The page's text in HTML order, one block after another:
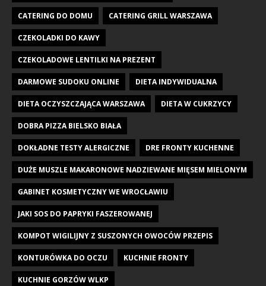
CATERING DO DOMU CATERING GRILL WARSZAWA
CZEKOLADKI DO KAWY
CZEKOLADOWE LENTILKI NA PREZENT
DARMOWE SUDOKU ONLINE DIETA INDYWIDUALNA
DIETA OCZYSZCZAJĄCA WARSZAWA DIETA W CUKRZYCY
DOBRA PIZZA BIELSKO BIAŁA
DOKŁADNE TESTY ALERGICZNE DRE FRONTY KUCHENNE
DUŻE MUSZLE MAKARONOWE NADZIEWANE MIĘSEM MIELONYM
GABINET KOSMETYCZNY WE WROCŁAWIU
JAKI SOS DO PAPRYKI FASZEROWANEJ
KOMPOT WIGILIJNY Z SUSZONYCH OWOCÓW PRZEPIS
KONTURÓWKA DO OCZU KUCHNIE FRONTY
KUCHNIE GORZÓW WLKP